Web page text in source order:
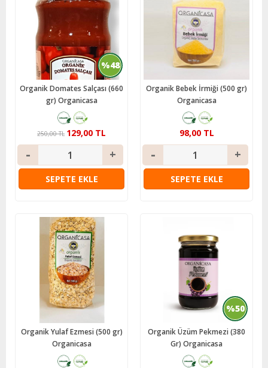
%48
Organik Domates Salçası (660
gr) Organicasa
129,00 TL
250,00 TL
SEPETE EKLE
Organik Bebek İrmiği (500 gr)
Organicasa
98,00 TL
SEPETE EKLE
Organik Yulaf Ezmesi (500 gr)
Organicasa
%50
Organik Üzüm Pekmezi (380
Gr) Organicasa